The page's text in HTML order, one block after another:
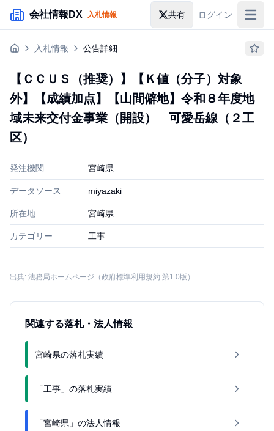
メインコンテンツにスキップ
会社情報DX 入札情報 共有 ログイン
入札情報
助成金・補助金
企業検索
入札情報 公告詳細
【ＣＣＵＳ（推奨）】【Ｋ値（分子）対象
外】【成績加点】【山間僻地】令和８年度地
域未来交付金事業（開設） 可愛岳線（２工
区）
発注機関 宮崎県
データソース miyazaki
所在地 宮崎県
カテゴリー 工事
出典: 法務局ホームページ（政府標準利用規約 第1.0版）
関連する落札・法人情報
宮崎県の落札実績
「工事」の落札実績
「宮崎県」の法人情報